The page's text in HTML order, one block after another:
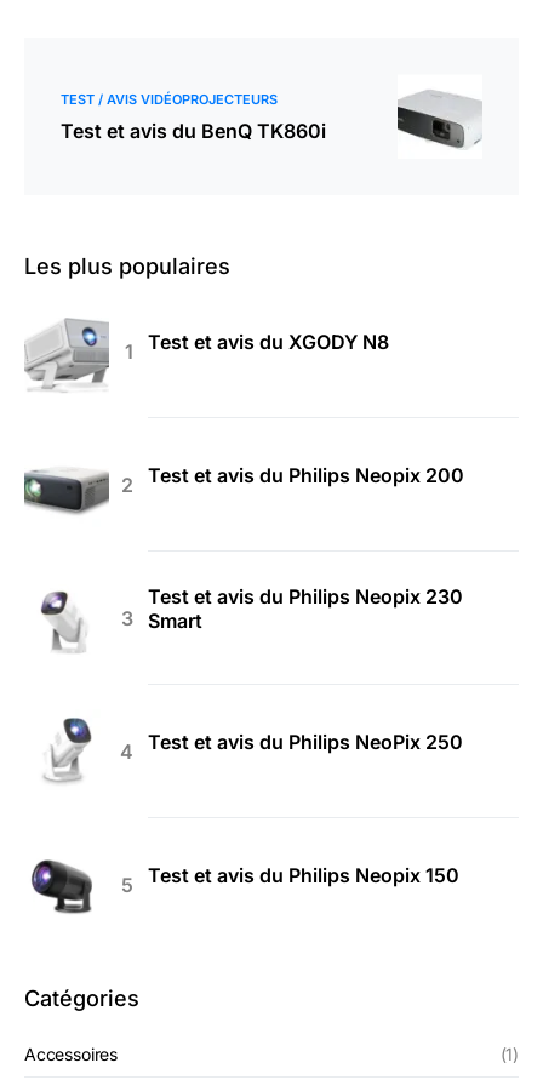
TEST / AVIS VIDÉOPROJECTEURS
Test et avis du BenQ TK860i
Les plus populaires
Test et avis du XGODY N8
Test et avis du Philips Neopix 200
Test et avis du Philips Neopix 230
Smart
Test et avis du Philips NeoPix 250
Test et avis du Philips Neopix 150
Catégories
Accessoires (1)